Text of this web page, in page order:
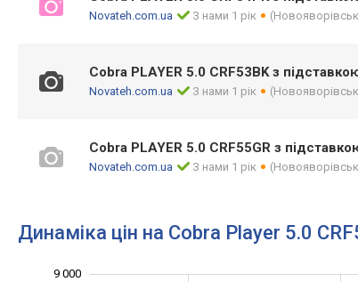
Novateh.com.ua З нами 1 рік
Cobra PLAYER 5.0 CRF53BK з
Novateh.com.ua З нами 1 рік
Cobra PLAYER 5.0 CRF55GR з
Novateh.com.ua З нами 1 рік
Динаміка цін на Cobra Player 5.0
9 000